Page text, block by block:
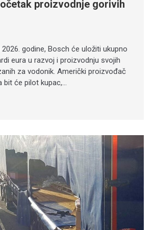
proizvodnje gorivih
godine, Bosch će uložiti ukupno
eura u razvoj i proizvodnju svojih
za vodonik. Američki proizvođač
bit će pilot kupac,…